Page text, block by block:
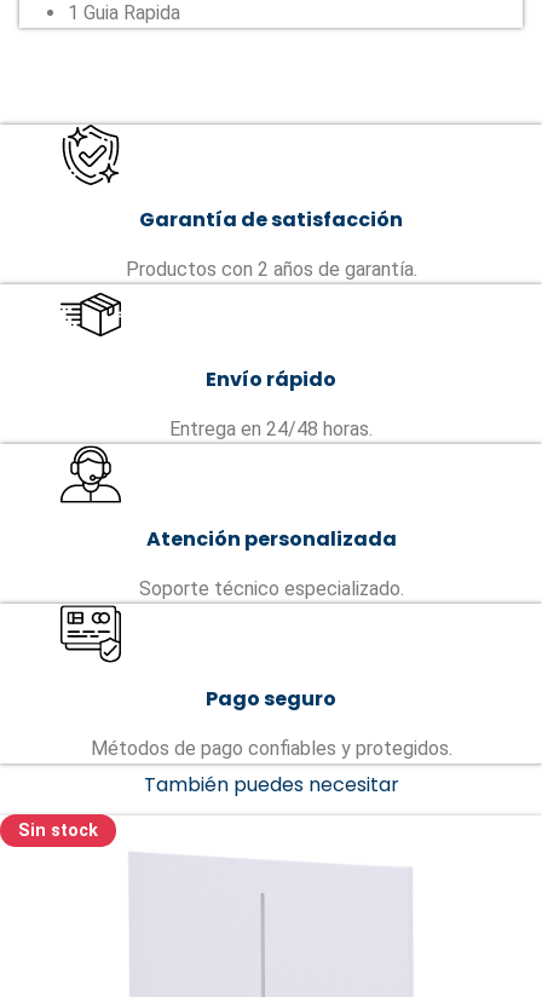
1 Guia Rapida
Garantía de satisfacción
Productos con 2 años de garantía.
Envío rápido
Entrega en 24/48 horas.
Atención personalizada
Soporte técnico especializado.
Pago seguro
Métodos de pago confiables y protegidos.
También puedes necesitar
Sin stock